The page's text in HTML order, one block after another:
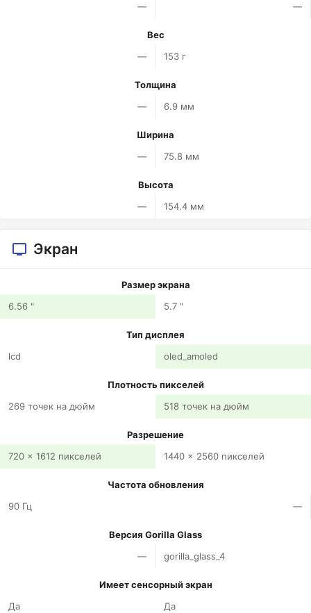
—
—
Вес
—
153 г
Толщина
—
6.9 мм
Ширина
—
75.8 мм
Высота
—
154.4 мм
Экран
Размер экрана
6.56 "
5.7 "
Тип дисплея
lcd
oled_amoled
Плотность пикселей
269 точек на дюйм
518 точек на дюйм
Разрешение
720 x 1612 пикселей
1440 x 2560 пикселей
Частота обновления
90 Гц
—
Версия Gorilla Glass
—
gorilla_glass_4
Имеет сенсорный экран
Да
Да